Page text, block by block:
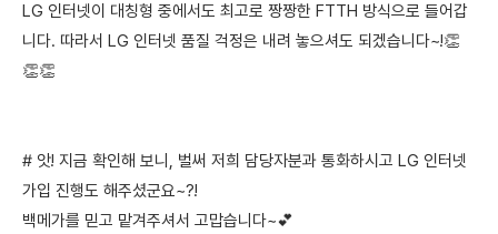
LG 인터넷이 대칭형 중에서도 최고로 짱짱한 FTTH 방식으로 들어갑
니다. 따라서 LG 인터넷 품질 걱정은 내려 놓으셔도 되겠습니다~!👏
👏👏
# 앗! 지금 확인해 보니, 벌써 저희 담당자분과 통화하시고 LG 인터넷
가입 진행도 해주셨군요~?!
백메가를 믿고 맡겨주셔서 고맙습니다~💕